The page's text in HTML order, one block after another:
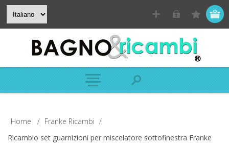
Home / Franke Ricambi /
Ricambio set guarnizioni per miscelatore sottofinestra Franke